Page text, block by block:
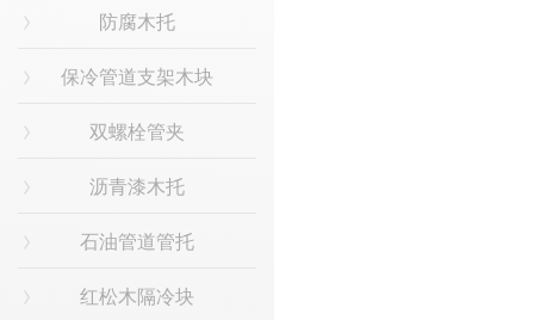
防腐木托
保冷管道支架木块
双螺栓管夹
沥青漆木托
石油管道管托
红松木隔冷块